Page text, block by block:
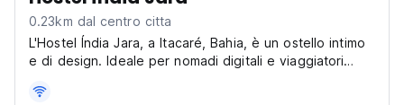
0.23km dal centro citta
L'Hostel Índia Jara, a Itacaré, Bahia, è un ostello intimo
e di design. Ideale per nomadi digitali e viaggiatori
alle migliori spiagge, surf e sentieri del Brasile. (Auto-